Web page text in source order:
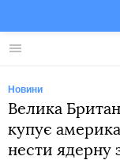
Меню
Новини
Велика
купує
нести ядерну